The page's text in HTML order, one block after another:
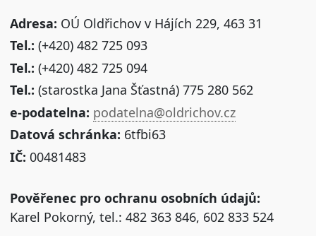
Adresa: OÚ Oldřichov v Hájích 229, 463 31
Tel.: (+420) 482 725 093
Tel.: (+420) 482 725 094
Tel.: (starostka Jana Šťastná) 775 280 562
e-podatelna: podatelna@oldrichov.cz
Datová schránka: 6tfbi63
IČ: 00481483
Pověřenec pro ochranu osobních údajů:
Karel Pokorný, tel.: 482 363 846, 602 833 524